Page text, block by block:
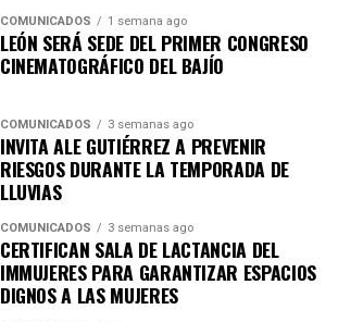
COMUNICADOS 1 semana ago
LEÓN SERÁ SEDE DEL PRIMER CONGRESO
CINEMATOGRÁFICO DEL BAJÍO
COMUNICADOS 3 semanas ago
INVITA ALE GUTIÉRREZ A PREVENIR
RIESGOS DURANTE LA TEMPORADA DE
LLUVIAS
COMUNICADOS 3 semanas ago
CERTIFICAN SALA DE LACTANCIA DEL
IMMUJERES PARA GARANTIZAR ESPACIOS
DIGNOS A LAS MUJERES